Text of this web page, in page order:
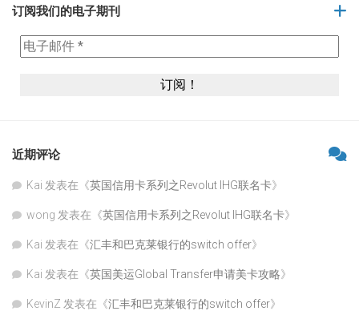
订阅我们的电子期刊
近期评论
Kai 发表在《英国信用卡系列之Revolut IHG联名卡》
wong 发表在《英国信用卡系列之Revolut IHG联名卡》
Kai 发表在《汇丰和巴克莱银行的switch offer》
Kai 发表在《英国美运Global Transfer申请美卡攻略》
KevinZ 发表在《汇丰和巴克莱银行的switch offer》